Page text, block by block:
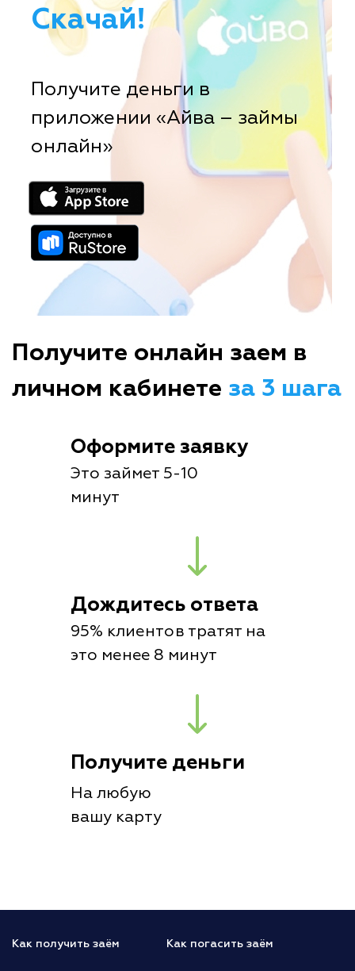
Скачай!
Получите деньги в
приложении «Айва – займы
онлайн»
Получите онлайн заем в
личном кабинете за 3 шага
Оформите заявку
Это займет 5-10
минут
Дождитесь ответа
95% клиентов тратят на
это менее 8 минут
Получите деньги
На любую
вашу карту
Как получить заём Как погасить заём